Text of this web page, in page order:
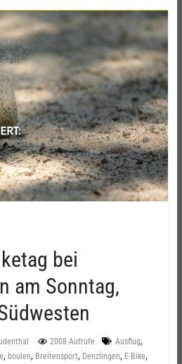
bei
am Sonntag,
2008 Aufrufe Ausflug,
, boulen, Breitensport, Denzlingen, E-Bike,